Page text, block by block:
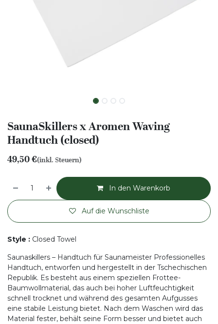
SaunaSkillers x Aromen Waving
Handtuch (closed)
49,50€(inkl. Steuern)
In den Warenkorb
Auf die Wunschliste
Style : Closed Towel
Saunaskillers – Handtuch für Saunameister Professionelles
Handtuch, entworfen und hergestellt in der Tschechischen
Republik. Es besteht aus einem speziellen Frottee-
Baumwollmaterial, das auch bei hoher Luftfeuchtigkeit
schnell trocknet und während des gesamten Aufgusses
eine stabile Leistung bietet. Nach dem Waschen wird das
Material fester, behält seine Form besser und bietet auch